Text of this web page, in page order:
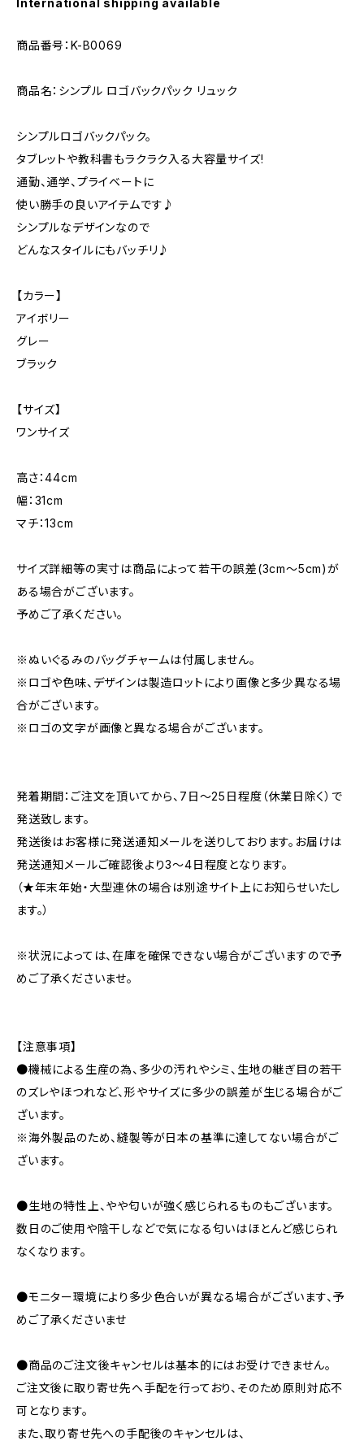
International shipping available
商品番号：K-B0069
商品名：シンプル ロゴバックパック リュック
シンプルロゴバックパック。
タブレットや教科書もラクラク入る大容量サイズ!
通勤、通学、プライベートに
使い勝手の良いアイテムです♪
シンプルなデザインなので
どんなスタイルにもバッチリ♪
【カラー】
アイボリー
グレー
ブラック
【サイズ】
ワンサイズ
高さ：44cm
幅：31cm
マチ：13cm
サイズ詳細等の実寸は商品によって若干の誤差(3cm〜5cm)が
ある場合がございます。
予めご了承ください。
※ぬいぐるみのバッグチャームは付属しません。
※ロゴや色味、デザインは製造ロットにより画像と多少異なる場
合がございます。
※ロゴの文字が画像と異なる場合がございます。
発着期間：ご注文を頂いてから、7日〜25日程度（休業日除く）で
発送致します。
発送後はお客様に発送通知メールを送りしております。お届けは
発送通知メールご確認後より3〜4日程度となります。
（★年末年始・大型連休の場合は別途サイト上にお知らせいたし
ます。）
※状況によっては、在庫を確保できない場合がございますので予
めご了承くださいませ。
【注意事項】
●機械による生産の為、多少の汚れやシミ、生地の継ぎ目の若干
のズレやほつれなど、形やサイズに多少の誤差が生じる場合がご
ざいます。
※海外製品のため、縫製等が日本の基準に達してない場合がご
ざいます。
●生地の特性上、やや匂いが強く感じられるものもございます。
数日のご使用や陰干しなどで気になる匂いはほとんど感じられ
なくなります。
●モニター環境により多少色合いが異なる場合がございます、予
めご了承くださいませ
●商品のご注文後キャンセルは基本的にはお受けできません。
ご注文後に取り寄せ先へ手配を行っており、そのため原則対応不
可となります。
また、取り寄せ先への手配後のキャンセルは、